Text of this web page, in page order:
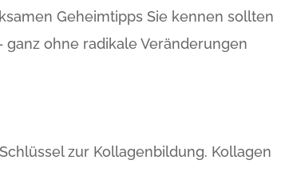
Geheimtipps Sie kennen sollten
ohne radikale Veränderungen
zur Kollagenbildung. Kollagen